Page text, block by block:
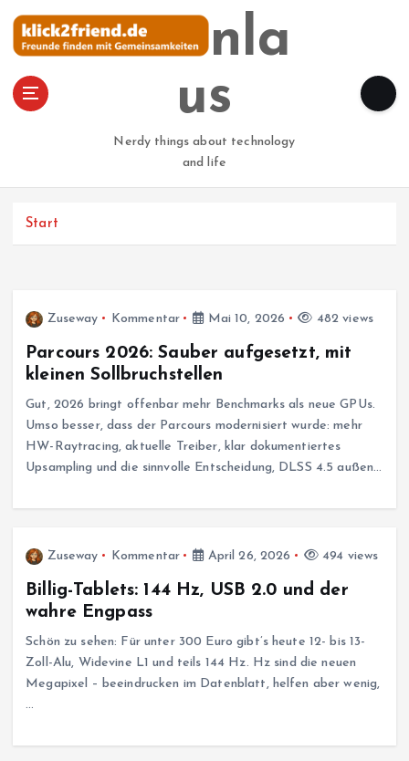
steinla
us
Nerdy things about technology
and life
Start
Zuseway Kommentar Mai 10, 2026 482 views
Parcours 2026: Sauber aufgesetzt, mit
kleinen Sollbruchstellen
Gut, 2026 bringt offenbar mehr Benchmarks als neue GPUs.
Umso besser, dass der Parcours modernisiert wurde: mehr
HW-Raytracing, aktuelle Treiber, klar dokumentiertes
Upsampling und die sinnvolle Entscheidung, DLSS 4.5 außen…
Zuseway Kommentar April 26, 2026 494 views
Billig-Tablets: 144 Hz, USB 2.0 und der
wahre Engpass
Schön zu sehen: Für unter 300 Euro gibt’s heute 12- bis 13-
Zoll-Alu, Widevine L1 und teils 144 Hz. Hz sind die neuen
Megapixel – beeindrucken im Datenblatt, helfen aber wenig,
…